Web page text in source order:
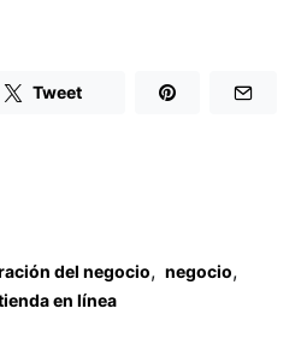
Tweet
del negocio, negocio,
en línea